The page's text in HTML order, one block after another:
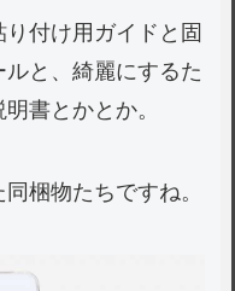
付け用ガイドと固
と、綺麗にするた
書とかとか。
梱物たちですね。